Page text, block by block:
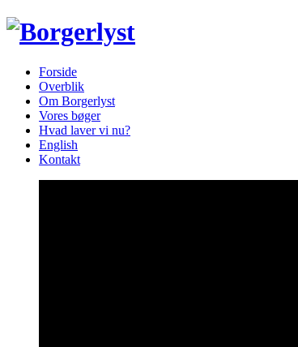
Forside
Overblik
Om Borgerlyst
Vores bøger
Hvad laver vi nu?
English
Kontakt